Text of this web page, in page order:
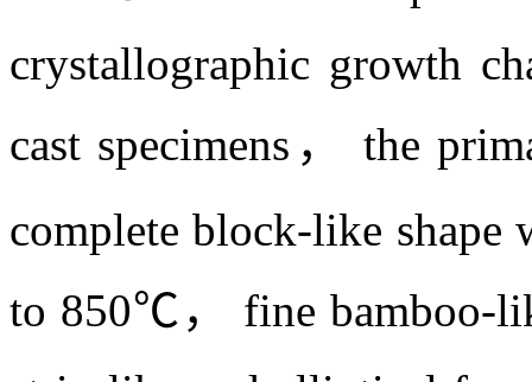
evolution of the
solidification conditions
results showed that in the
Al 4Sr phases are regular